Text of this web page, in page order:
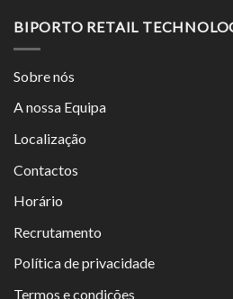
BIPORTO RETAIL
Sobre nós
A nossa Equipa
Localização
Contactos
Horário
Recrutamento
Política de privacidade
Termos e condições